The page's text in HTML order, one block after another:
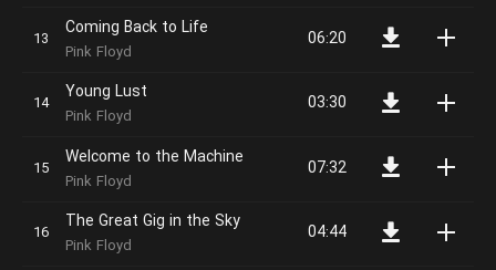
Coming Back to Life
Pink Floyd
06:20
Young Lust
Pink Floyd
03:30
Welcome to the Machine
Pink Floyd
07:32
The Great Gig in the Sky
Pink Floyd
04:44